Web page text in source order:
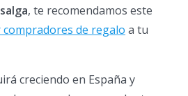
, te recomendamos este
de regalo a tu
creciendo en España y